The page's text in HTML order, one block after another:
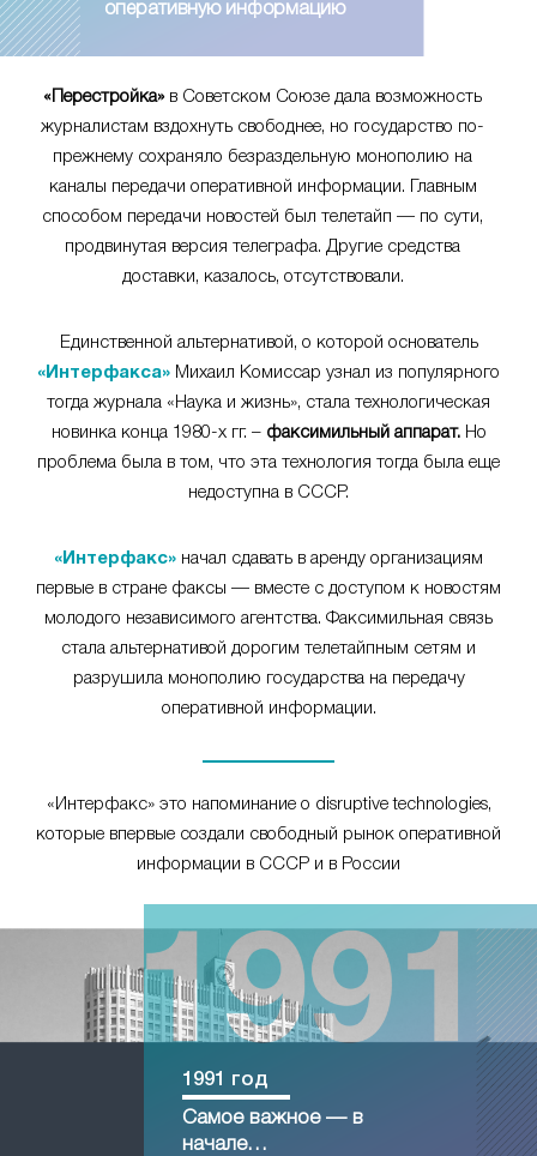
оперативную информацию
«Перестройка»в Советском Союзе дала возможность
журналистам вздохнуть свободнее, но государство по-
прежнему сохраняло безраздельную монополию на
каналы передачи оперативной информации. Главным
способом передачи новостей был телетайп — по сути,
продвинутая версия телеграфа. Другие средства
доставки, казалось, отсутствовали.
Единственной альтернативой, о которой основатель
«Интерфакса» Михаил Комиссар узнал из популярного
тогда журнала «Наука и жизнь», стала технологическая
новинка конца 1980-х гг. – факсимильный аппарат.Но
проблема была в том, что эта технология тогда была еще
недоступна в СССР.
«Интерфакс» начал сдавать в аренду организациям
первые в стране факсы — вместе с доступом к новостям
молодого независимого агентства. Факсимильная связь
стала альтернативой дорогим телетайпным сетям и
разрушила монополию государства на передачу
оперативной информации.
«Интерфакс» это напоминание о disruptive technologies,
которые впервые создали свободный рынок оперативной
информации в СССР и в России
1991 год
Самое важное — в
начале…